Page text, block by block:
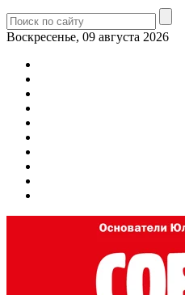
Воскресенье, 09 августа 2026